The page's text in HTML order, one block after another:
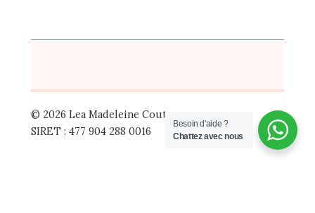
© 2026 Lea Madeleine Couture
SIRET : 477 904 288 0016
Besoin d'aide ?
Chattez avec nous